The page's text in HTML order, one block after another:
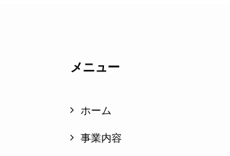
メニュー
ホーム
事業内容